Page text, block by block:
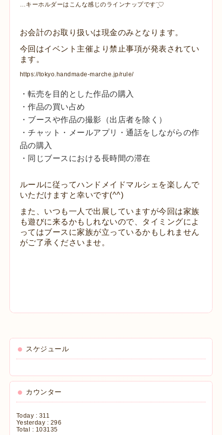
…キーホルダーはこんな感じのラインナップです¨̮♡︎
お会計のお取り扱いは現金のみとなります。
今回はイベント主催より禁止事項が発表されてい
ます。
https://tokyo.handmade-marche.jp/rule/
・転売を目的とした作品の購入
・作品の買い占め
・ブースや作品の撮影（出店者を除く）
・チャット・メールアプリ・通話をしながらの作
品の購入
・同じブースにおける長時間の滞在
ルールに従ってハンドメイドマルシェを楽しんで
いただけますと幸いです(^^)
また、いつも一人で出展していますが今回は家族
も遊びに来るかもしれないので、タイミングによ
ってはブースに家族が立っているかもしれません
がご了承くださいませ。
スケジュール
カウンター
Today : 311
Yesterday : 296
Total : 103135